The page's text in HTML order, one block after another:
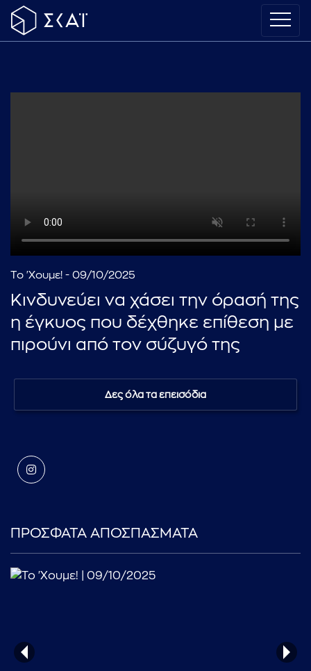
Το 'Χουμε! - 09/10/2025
Κινδυνεύει να χάσει την όρασή της
η έγκυος που δέχθηκε επίθεση με
πιρούνι από τον σύζυγό της
Δες όλα τα επεισόδια
ΠΡΟΣΦΑΤΑ ΑΠΟΣΠΑΣΜΑΤΑ